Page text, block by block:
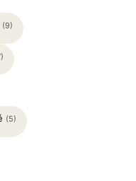
(9)
(5)